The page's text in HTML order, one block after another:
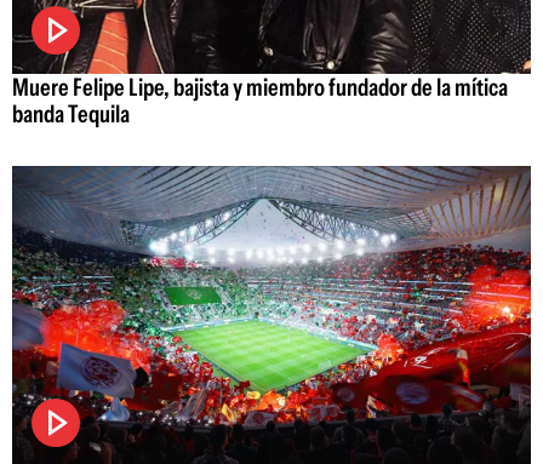
Muere Felipe Lipe, bajista y miembro fundador de la mítica
banda Tequila